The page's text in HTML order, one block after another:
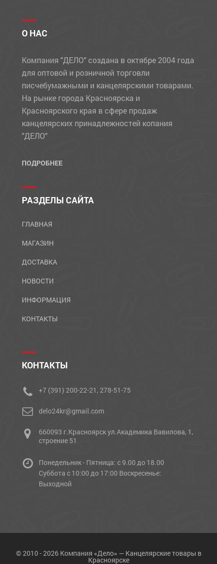
О НАС
Компания "ДЕЛО" создана в октябре 2004 года
для оптовой и розничной торговли
писчебумажными и канцелярскими товарами.
На рынке города Красноярска и
Красноярского края в сфере продаж
канцелярских принадлежностей копания
"ДЕЛО"
ПОДРОБНЕЕ
РАЗДЕЛЫ САЙТА
ГЛАВНАЯ
МАГАЗИН
ДОСТАВКА
НОВОСТИ
ИНФОРМАЦИЯ
КОНТАКТЫ
КОНТАКТЫ
+7 (391) 200-22-21, 278-51-75
delo24kr@gmail.com
660093 г.Красноярск ул.Академика Вавилова, 1,
строение 51
Понедельник - Пятница: с 9.00 до 18.00
Cуббота с 10:00 до 17:00 Воскресенье:
Выходной
© 2010 - 2026 Компания «Дело» — Канцелярские товары в
Красноярске